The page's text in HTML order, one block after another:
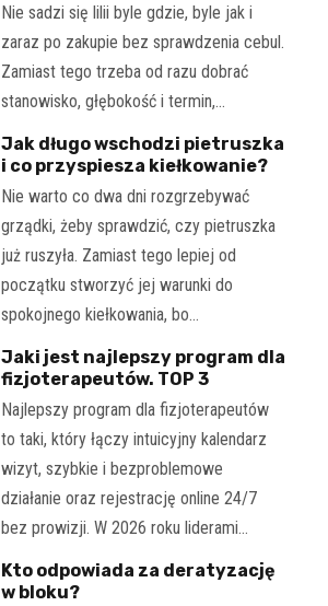
Nie sadzi się lilii byle gdzie, byle jak i
zaraz po zakupie bez sprawdzenia cebul.
Zamiast tego trzeba od razu dobrać
stanowisko, głębokość i termin,…
Jak długo wschodzi pietruszka
i co przyspiesza kiełkowanie?
Nie warto co dwa dni rozgrzebywać
grządki, żeby sprawdzić, czy pietruszka
już ruszyła. Zamiast tego lepiej od
początku stworzyć jej warunki do
spokojnego kiełkowania, bo…
Jaki jest najlepszy program dla
fizjoterapeutów. TOP 3
Najlepszy program dla fizjoterapeutów
to taki, który łączy intuicyjny kalendarz
wizyt, szybkie i bezproblemowe
działanie oraz rejestrację online 24/7
bez prowizji. W 2026 roku liderami…
Kto odpowiada za deratyzację
w bloku?